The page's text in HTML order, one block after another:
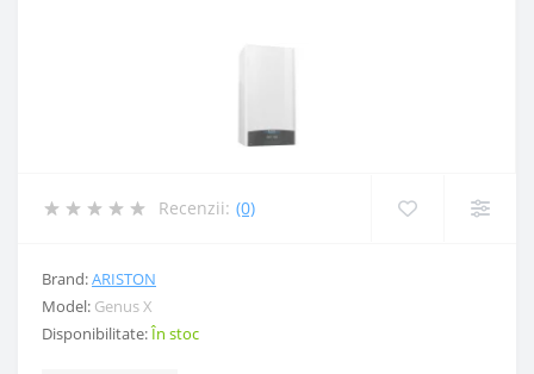
Recenzii: (0)
Brand:ARISTON
Model: Genus X
Disponibilitate:În stoc